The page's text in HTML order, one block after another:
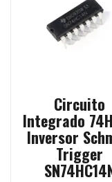
Circuito
Integrado
Inversor
Trigger